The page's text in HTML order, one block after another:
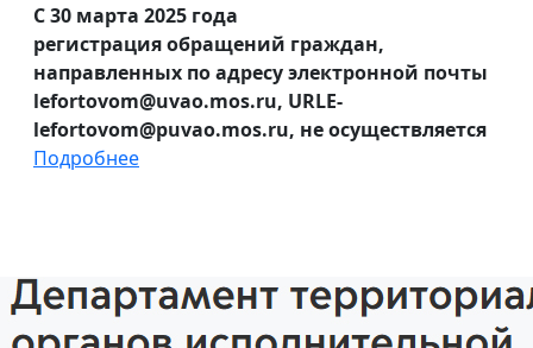
С 30 марта 2025 года
регистрация обращений граждан,
направленных по адресу электронной почты
lefortovom@uvao.mos.ru, URLE-
lefortovom@puvao.mos.ru, не осуществляется
Подробнее